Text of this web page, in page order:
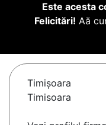
Este acesta
Felicitări! Aă
Timişoara
Timisoara